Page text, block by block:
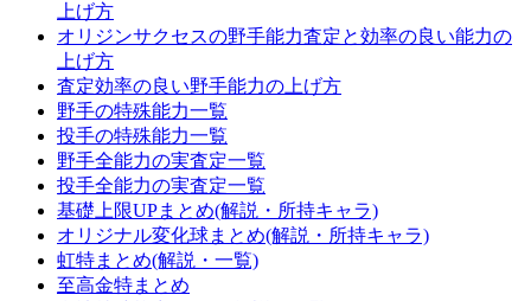
上げ方
オリジンサクセスの野手能力査定と効率の良い能力の
上げ方
査定効率の良い野手能力の上げ方
野手の特殊能力一覧
投手の特殊能力一覧
野手全能力の実査定一覧
投手全能力の実査定一覧
基礎上限UPまとめ(解説・所持キャラ)
オリジナル変化球まとめ(解説・所持キャラ)
虹特まとめ(解説・一覧)
至高金特まとめ